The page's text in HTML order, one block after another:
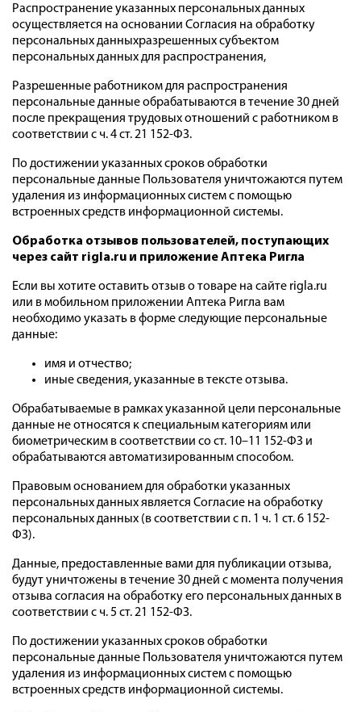
Распространение указанных персональных данных
осуществляется на основании Согласия на обработку
персональных данныхразрешенных субъектом
персональных данных для распространения,
Разрешенные работником для распространения
персональные данные обрабатываются в течение 30 дней
после прекращения трудовых отношений с работником в
соответствии с ч. 4 ст. 21 152-ФЗ.
По достижении указанных сроков обработки
персональные данные Пользователя уничтожаются путем
удаления из информационных систем с помощью
встроенных средств информационной системы.
Обработка отзывов пользователей, поступающих
через сайт rigla.ru и приложение Аптека Ригла
Если вы хотите оставить отзыв о товаре на сайте rigla.ru
или в мобильном приложении Аптека Ригла вам
необходимо указать в форме следующие персональные
данные:
имя и отчество;
иные сведения, указанные в тексте отзыва.
Обрабатываемые в рамках указанной цели персональные
данные не относятся к специальным категориям или
биометрическим в соответствии со ст. 10–11 152-ФЗ и
обрабатываются автоматизированным способом.
Правовым основанием для обработки указанных
персональных данных является Согласие на обработку
персональных данных (в соответствии с п. 1 ч. 1 ст. 6 152-
ФЗ).
Данные, предоставленные вами для публикации отзыва,
будут уничтожены в течение 30 дней с момента получения
отзыва согласия на обработку его персональных данных в
соответствии с ч. 5 ст. 21 152-ФЗ.
По достижении указанных сроков обработки
персональные данные Пользователя уничтожаются путем
удаления из информационных систем с помощью
встроенных средств информационной системы.